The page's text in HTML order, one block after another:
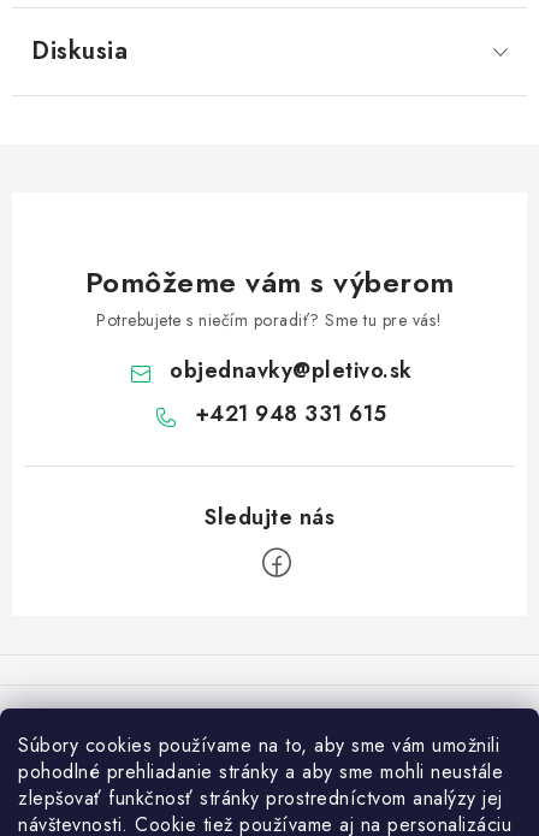
Súbory cookies používame na to, aby sme vám umožnili
pohodlné prehliadanie stránky a aby sme mohli neustále
zlepšovať funkčnosť stránky prostredníctvom analýzy jej
návštevnosti. Cookie tiež používame aj na personalizáciu
Diskusia
Pomôžeme vám s výberom
Potrebujete s niečím poradiť? Sme tu pre vás!
objednavky@pletivo.sk
+421 948 331 615
p
ä Varovanie:
Osobný odber je možný len po vytvorení objednávky v e-shope a
výbere možnosti v košíku "Osobný odber - Častá". V opačnom
prípade nemôžeme zaručiť rovnaké ceny (pri návšteve pobočky bez